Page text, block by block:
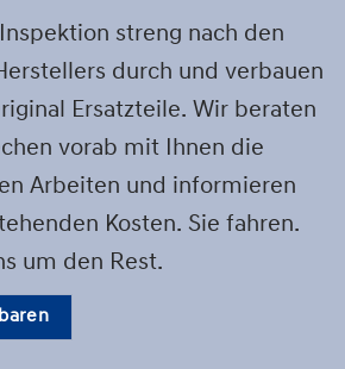
streng nach den
durch und verbauen
Ersatzteile. Wir beraten
vorab mit Ihnen die
Arbeiten und informieren
Kosten. Sie fahren.
um den Rest.